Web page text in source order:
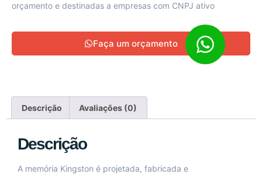
orçamento e destinadas a empresas com CNPJ ativo
Faça um orçamento
Descrição Avaliações (0)
Descrição
A memória Kingston é projetada, fabricada e